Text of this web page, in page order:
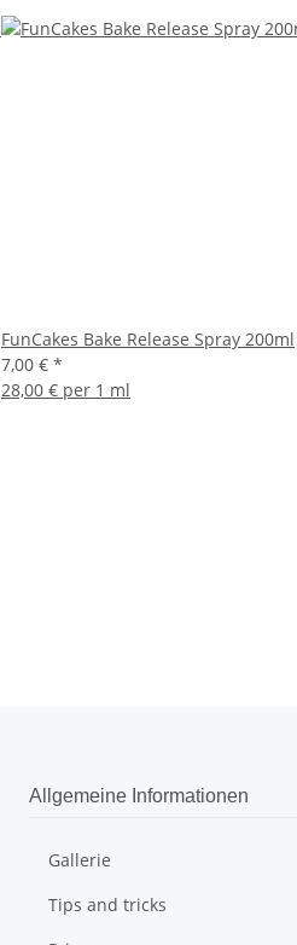
FunCakes Bake Release Spray 200ml
7,00 € *
28,00 € per 1 ml
Allgemeine Informationen
Gallerie
Tips and tricks